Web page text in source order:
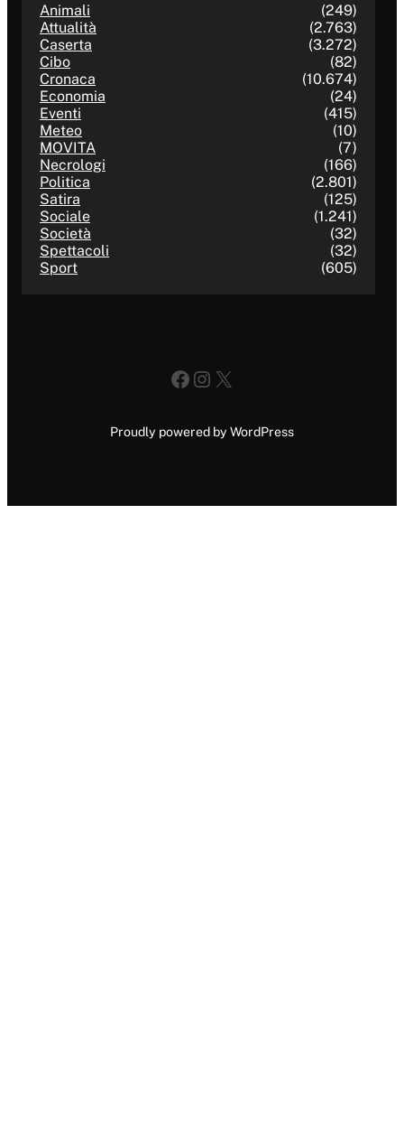
Animali
(249)
Attualità
(2.763)
Caserta
(3.272)
Cibo
(82)
Cronaca
(10.674)
Economia
(24)
Eventi
(415)
Meteo
(10)
MOVITA
(7)
Necrologi
(166)
Politica
(2.801)
Satira
(125)
Sociale
(1.241)
Società
(32)
Spettacoli
(32)
Sport
(605)
Facebook
Instagram
X
Proudly powered by WordPress